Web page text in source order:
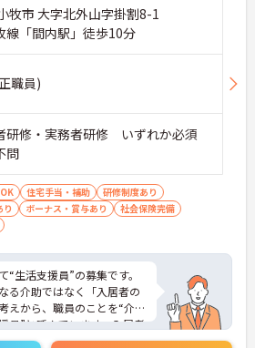
牧市 大字北外山字掛割8-1
線「間内駅」徒歩10分
職員)
研修・実務者研修 いずれか必須
問
住宅手当・補助
研修制度あり
ボーナス・賞与あり
社会保険完備
生活支援員”の募集です。
る介助ではなく「入居者の
えから、職員のことを“介護
員”と呼んでいます。入居者
値観を尊重し、日々の楽し